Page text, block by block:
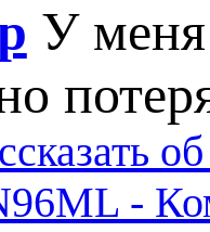
У меня
-